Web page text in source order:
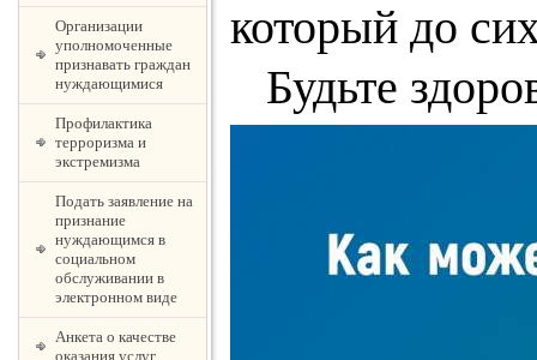
Организации
уполномоченные
признавать граждан
нуждающимися
Профилактика
терроризма и
экстремизма
Подать заявление на
признание
нуждающимся в
социальном
обслуживании в
электронном виде
Анкета о качестве
оказания услуг
который до
Будьте